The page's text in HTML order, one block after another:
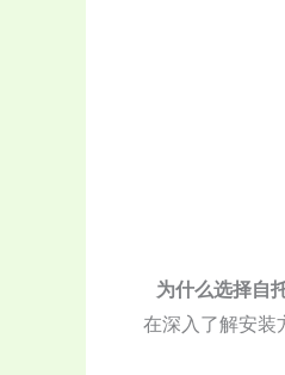
为什么选择自
在深入了解安装